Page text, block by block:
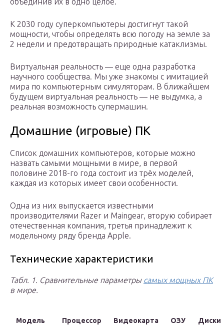
К 2030 году суперкомпьютеры достигнут такой
мощности, чтобы определять всю погоду на земле за
2 недели и предотвращать природные катаклизмы.
Виртуальная реальность — еще одна разработка
научного сообщества. Мы уже знакомы с имитацией
мира по компьютерным симуляторам. В ближайшем
будущем виртуальная реальность — не выдумка, а
реальная возможность супермашин.
Домашние (игровые) ПК
Список домашних компьютеров, которые можно
назвать самыми мощными в мире, в первой
половине 2018-го года состоит из трёх моделей,
каждая из которых имеет свои особенности.
Одна из них выпускается известными
производителями Razer и Maingear, вторую собирает
отечественная компания, третья принадлежит к
модельному ряду бренда Apple.
Технические характеристики
Табл. 1. Сравнительные параметры самых мощных ПК
в мире.
Модель Процессор Видеокарта ОЗУ Диски